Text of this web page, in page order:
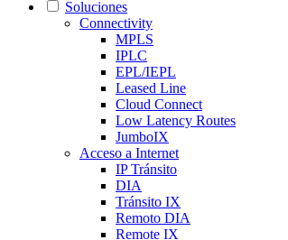
Soluciones
Connectivity
MPLS
IPLC
EPL/IEPL
Leased Line
Cloud Connect
Low Latency Routes
JumboIX
Acceso a Internet
IP Tránsito
DIA
Tránsito IX
Remoto DIA
Remote IX